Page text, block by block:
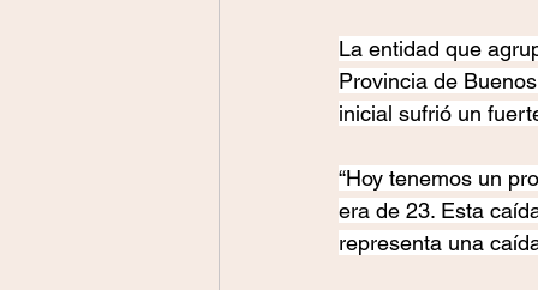
La entidad que
Provincia de
inicial sufrió un
“Hoy tenemos un
era de 23. Esta
representa una